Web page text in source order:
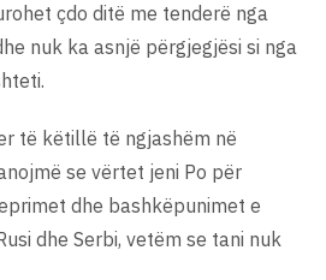
çdo ditë me tenderë nga
nuk ka asnjë përgjegjësi si nga
të këtillë të ngjashëm në
se vërtet jeni Po për
dhe bashkëpunimet e
dhe Serbi, vetëm se tani nuk